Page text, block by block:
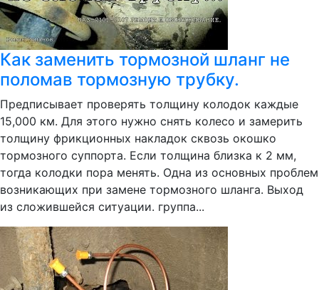
Как заменить тормозной шланг не
поломав тормозную трубку.
Предписывает проверять толщину колодок каждые
15,000 км. Для этого нужно снять колесо и замерить
толщину фрикционных накладок сквозь окошко
тормозного суппорта. Если толщина близка к 2 мм,
тогда колодки пора менять. Одна из основных проблем
возникающих при замене тормозного шланга. Выход
из сложившейся ситуации. группа...